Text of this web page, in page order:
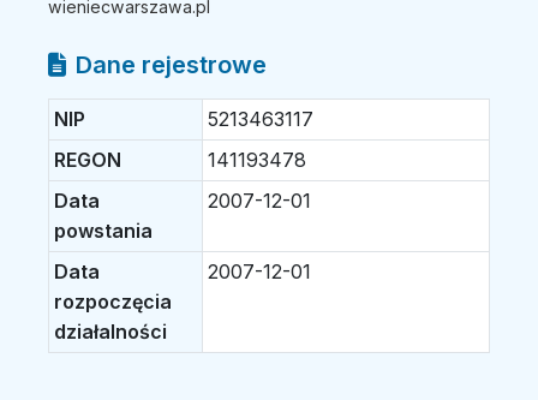
wieniecwarszawa.pl
Dane rejestrowe
NIP
5213463117
REGON
141193478
Data
powstania
2007-12-01
Data
rozpoczęcia
działalności
2007-12-01